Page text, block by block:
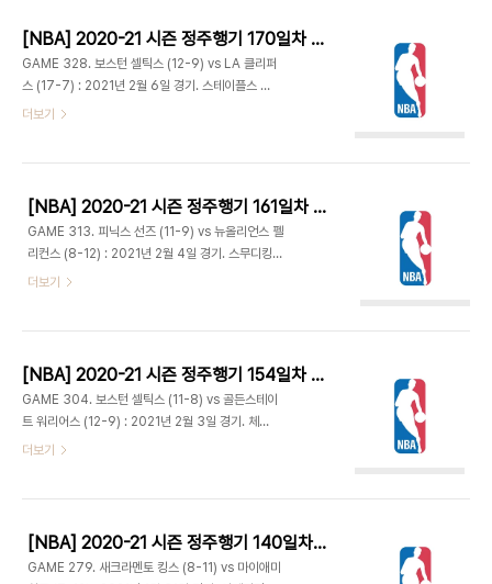
25-23 1쿼터 종료. - 트리비아: 탐 티보두 감독 지
도 하에 가장 많은 경기를 뛴 선수는? 정답: 타지 깁
슨 477경기. 325경기로 공동 2위인 지미 버틀러,
조아킴 노아와 거의 2시즌 가까이 차이난다. - 마이
애미는 2쿼터 시작부터 풀코트 프레스를 거는 등 강
가 서서히 쫓아갔다. 레지 불록의 오늘 다섯번째 3
[NBA] 2020-21 시즌 정주행기 170일차 (2021.06.10)
GAME 328. 보스턴 셀틱스 (12-9) vs LA 클리퍼
스 (17-7) : 2021년 2월 6일 경기. 스테이플스 센
터 - 보스턴은 제일런 브라운이 결장하고 그랜트 윌
이슨 테이텀의 점퍼가 계속 들어가며 19-22로 따라
붙었지만, 클리퍼스는 주전 벤치 가리지 않고 고루 득
점하며 19-31로 달아났다. 21-33 1쿼터 종료. - 보
스턴은 로버트 윌리엄스의 덩크 외에는 슛이 다 빗나
간 반면 클리퍼스는 마커스 모리스와 테런스 맨의 벤
에드워즈의 백투백 3점으로 29-38. 여러 스탯에서
더보기
[NBA] 2020-21 시즌 정주행기 161일차 (2021.06.01)
GAME 313. 피닉스 선즈 (11-9) vs 뉴올리언스 펠
리컨스 (8-12) : 2021년 2월 4일 경기. 스무디킹
센터 - 지난 40년간 커리어 첫 42경기 득점 순위. 1
이언, 브랜든 잉그램, 론조 볼이 모두 득점하며 3-12
리드. 피닉스는 초반 슛이 좋지 않았지만 팁인으로 6
득점하며 버티고 선수들의 몸이 풀리면서 캐머론 존
슨과 이트완 무어의 3점으로 18-18 동점. 접전이 이
어지다가 자이언이 휴식 후 돌아와 피지컬과 점프력
1쿼터에 무려 15득점. - 피닉스는 계속 동점 및 역
더보기
[NBA] 2020-21 시즌 정주행기 154일차 (2021.05.25)
GAME 304. 보스턴 셀틱스 (11-8) vs 골든스테이
트 워리어스 (12-9) : 2021년 2월 3일 경기. 체이
스 센터 - 제임스 와이즈먼은 손목부상으로 7~10일
켐바 워커와 트리스탄 탐슨이 공격 성공시키며 9-
10. 우브레와 커리가 3점 추가하며 11-16. 커리와
우브레 둘이서 팀의 모든 득점을 합작했다. 보스턴이
더보기
[NBA] 2020-21 시즌 정주행기 140일차 (2021.05.11)
GAME 279. 새크라멘토 킹스 (8-11) vs 마이애미